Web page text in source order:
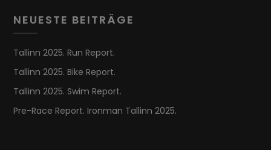
NEUESTE BEITRÄGE
Tallinn 2025. Run Report.
Tallinn 2025. Bike Report.
Tallinn 2025. Swim Report.
Pre-Race Report. Ironman Tallinn 2025.